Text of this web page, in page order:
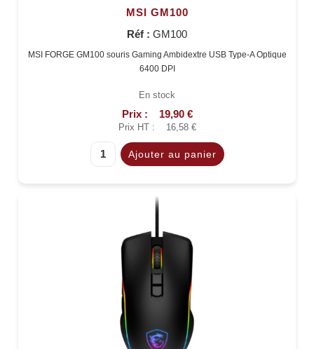
MSI GM100
Réf : GM100
MSI FORGE GM100 souris Gaming Ambidextre USB Type-A Optique
6400 DPI
En stock
Prix : 19,90 €
Prix HT : 16,58 €